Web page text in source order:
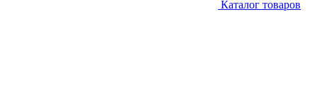
Каталог товаров